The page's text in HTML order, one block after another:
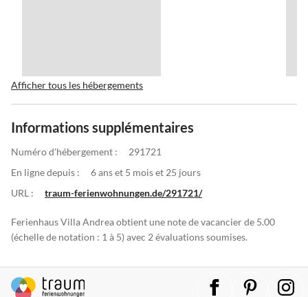
Afficher tous les hébergements
Informations supplémentaires
Numéro d'hébergement :
291721
En ligne depuis :
6 ans et 5 mois et 25 jours
URL :
traum-ferienwohnungen.de/291721/
Ferienhaus Villa Andrea obtient une note de vacancier de 5.00
(échelle de notation : 1 à 5) avec 2 évaluations soumises.